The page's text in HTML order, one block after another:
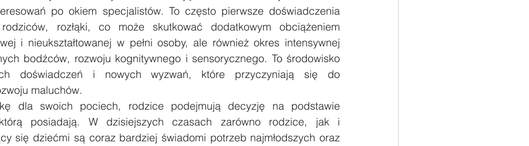
po okiem specjalistów. To często pierwsze doświadczenia
rozłąki, co może skutkować dodatkowym obciążeniem
i nieukształtowanej w pełni osoby, ale również okres intensywnej
bodźców, rozwoju kognitywnego i sensorycznego. To środowisko
doświadczeń i nowych wyzwań, które przyczyniają się do
maluchów.
dla swoich pociech, rodzice podejmują decyzję na podstawie
posiadają. W dzisiejszych czasach zarówno rodzice, jak i
się dziećmi są coraz bardziej świadomi potrzeb najmłodszych oraz